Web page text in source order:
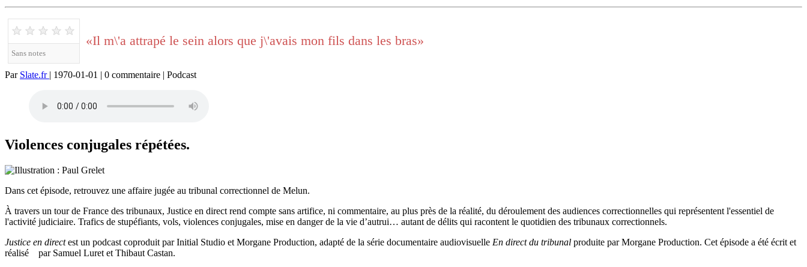
★ ★ ★ ★ ★
Sans notes
«Il m\'a attrapé le sein alors que j\'avais mon fils dans les bras»
Par Slate.fr | 1970-01-01 | 0 commentaire | Podcast
Violences conjugales répétées.
Dans cet épisode, retrouvez une affaire jugée au tribunal correctionnel de Melun.
À travers un tour de France des tribunaux, Justice en direct rend compte sans artifice, ni commentaire, au plus près de la réalité, du déroulement des audiences correctionnelles qui représentent l'essentiel de
l'activité judiciaire. Trafics de stupéfiants, vols, violences conjugales, mise en danger de la vie d’autrui… autant de délits qui racontent le quotidien des tribunaux correctionnels.
Justice en directest un podcast coproduit par Initial Studio et Morgane Production, adapté de la série documentaire audiovisuelle En direct du tribunal produite par Morgane Production. Cet épisode a été écrit et
réalisé par Samuel Luret et Thibaut Castan.